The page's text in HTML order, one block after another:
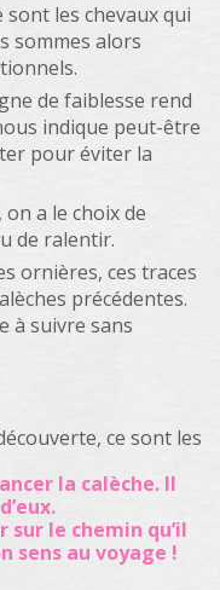
sont les chevaux qui
sommes alors
de faiblesse rend
indique peut-être
pour éviter la
a le choix de
de ralentir.
ornières, ces traces
précédentes.
à suivre sans
ce sont les
la calèche. Il
le chemin qu’il
sens au voyage !